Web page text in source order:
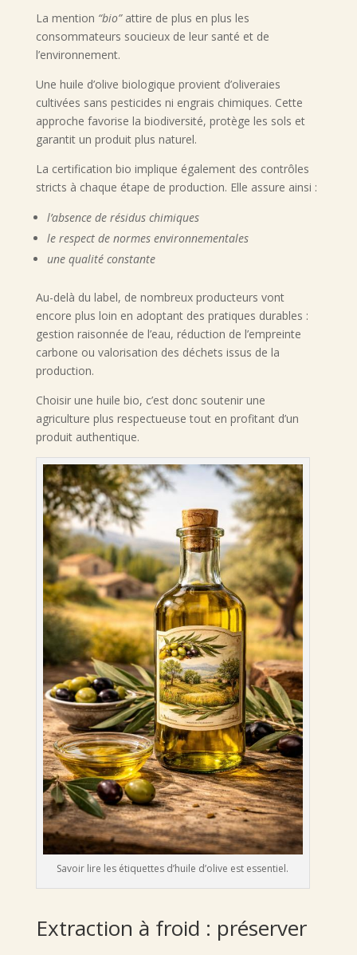
La mention “bio”attire de plus en plus les
consommateurs soucieux de leur santé et de
l’environnement.
Une huile d’olive biologique provient d’oliveraies
cultivées sans pesticides ni engrais chimiques. Cette
approche favorise la biodiversité, protège les sols et
garantit un produit plus naturel.
La certification bio implique également des contrôles
stricts à chaque étape de production. Elle assure ainsi :
l’absence de résidus chimiques
le respect de normes environnementales
une qualité constante
Au-delà du label, de nombreux producteurs vont
encore plus loin en adoptant des pratiques durables :
gestion raisonnée de l’eau, réduction de l’empreinte
carbone ou valorisation des déchets issus de la
production.
Choisir une huile bio, c’est donc soutenir une
agriculture plus respectueuse tout en profitant d’un
produit authentique.
Savoir lire les étiquettes d’huile d’olive est essentiel.
Extraction à froid : préserver